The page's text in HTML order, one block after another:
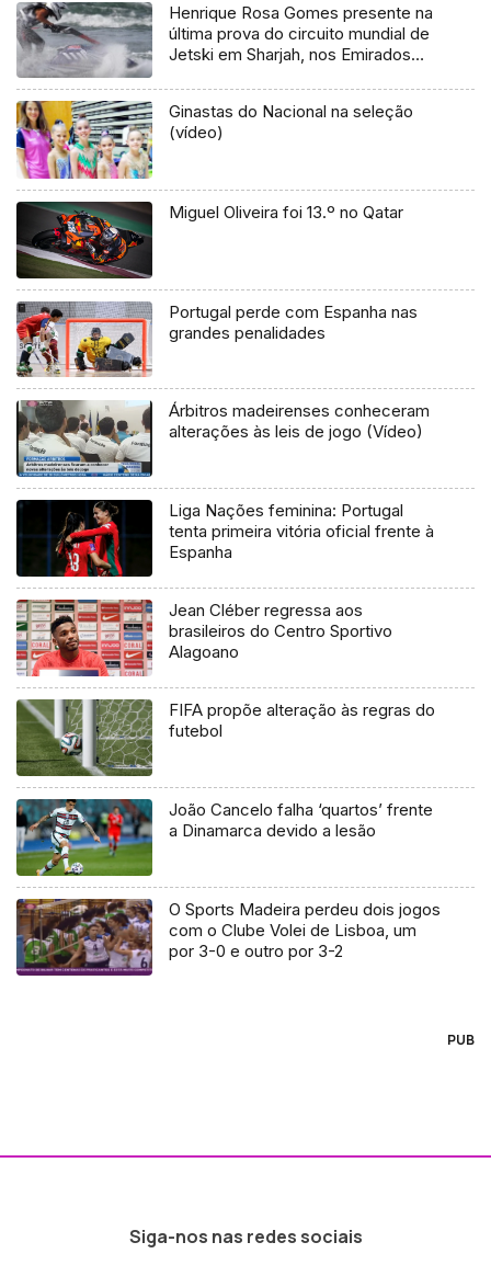
Henrique Rosa Gomes presente na
última prova do circuito mundial de
Jetski em Sharjah, nos Emirados
Ginastas do Nacional na seleção
(vídeo)
Miguel Oliveira foi 13.º no Qatar
Portugal perde com Espanha nas
grandes penalidades
Árbitros madeirenses conheceram
alterações às leis de jogo (Vídeo)
Liga Nações feminina: Portugal
tenta primeira vitória oficial frente à
Espanha
Jean Cléber regressa aos
brasileiros do Centro Sportivo
Alagoano
FIFA propõe alteração às regras do
futebol
João Cancelo falha ‘quartos’ frente
a Dinamarca devido a lesão
O Sports Madeira perdeu dois jogos
com o Clube Volei de Lisboa, um
por 3-0 e outro por 3-2
PUB
Siga-nos nas redes sociais